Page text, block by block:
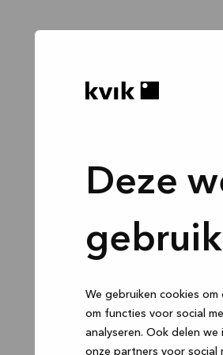
Deze
We gebruiken cookies
om functies voor social
analyseren. Ook delen
onze partners voor social